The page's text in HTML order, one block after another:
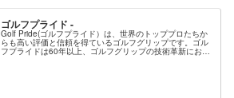
ゴルフプライド -
Golf Pride(ゴルフプライド）は、世界のトッププロたちか
らも高い評価と信頼を得ているゴルフグリップです。ゴル
フプライドは60年以上、ゴルフグリップの技術革新におけ